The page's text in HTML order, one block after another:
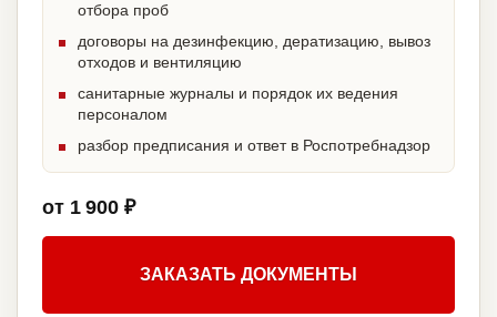
отбора проб
договоры на дезинфекцию, дератизацию, вывоз
отходов и вентиляцию
санитарные журналы и порядок их ведения
персоналом
разбор предписания и ответ в Роспотребнадзор
от 1 900 ₽
ЗАКАЗАТЬ ДОКУМЕНТЫ